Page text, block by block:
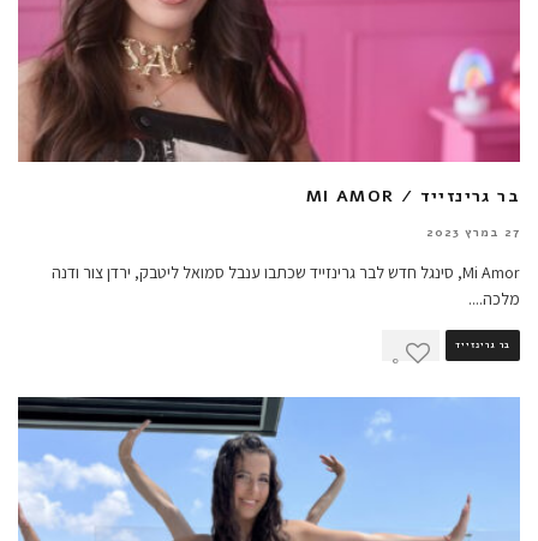
בר גרינזייד / MI AMOR
27 במרץ 2023
Mi Amor, סינגל חדש לבר גרינזייד שכתבו ענבל סמואל ליטבק, ירדן צור ודנה
מלכה....
בר גרינזייד
0